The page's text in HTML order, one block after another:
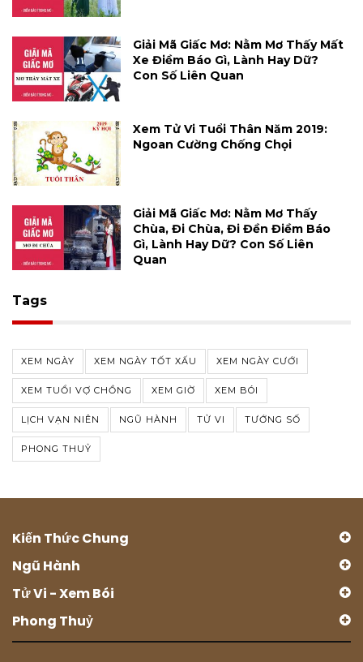
Giải Mã Giấc Mơ: Nằm Mơ Thấy Mất
Xe Điềm Báo Gì, Lành Hay Dữ?
Con Số Liên Quan
Xem Tử Vi Tuổi Thân Năm 2019:
Ngoan Cường Chống Chọi
Giải Mã Giấc Mơ: Nằm Mơ Thấy
Chùa, Đi Chùa, Đi Đền Điềm Báo
Gì, Lành Hay Dữ? Con Số Liên
Quan
Tags
XEM NGÀY XEM NGÀY TỐT XẤU XEM NGÀY CƯỚI
XEM TUỔI VỢ CHỒNG XEM GIỜ XEM BÓI
LỊCH VẠN NIÊN NGŨ HÀNH TỬ VI TƯỚNG SỐ
PHONG THUỶ
Kiến Thức Chung
Ngũ Hành
Tử Vi - Xem Bói
Phong Thuỷ